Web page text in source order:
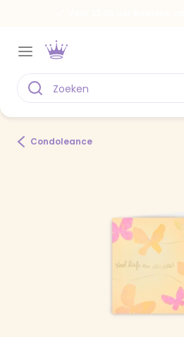
Condoleance